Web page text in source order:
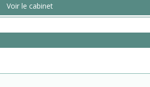
Voir le cabinet